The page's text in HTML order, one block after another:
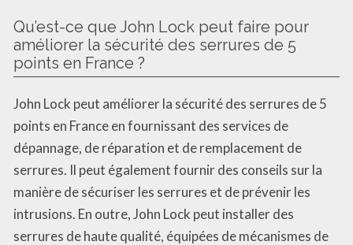
Qu’est-ce que John Lock peut faire pour
améliorer la sécurité des serrures de 5
points en France ?
John Lock peut améliorer la sécurité des serrures de 5
points en France en fournissant des services de
dépannage, de réparation et de remplacement de
serrures. Il peut également fournir des conseils sur la
manière de sécuriser les serrures et de prévenir les
intrusions. En outre, John Lock peut installer des
serrures de haute qualité, équipées de mécanismes de